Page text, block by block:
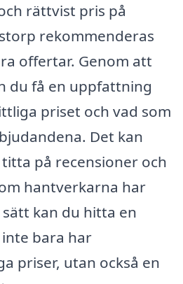
rättvist pris på
rekommenderas
offertar. Genom att
du få en uppfattning
priset och vad som
Det kan
på recensioner och
hantverkarna har
kan du hitta en
bara har
priser, utan också en